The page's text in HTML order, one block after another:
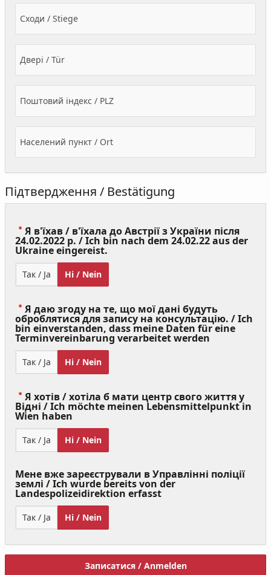
Сходи / Stiege
Двері / Tür
Поштовий індекс / PLZ
Населений пункт / Ort
Підтвердження / Bestätigung
Я в'їхав / в'їхала до Австрії з України після
24.02.2022 р. / Ich bin nach dem 24.02.22 aus der
Ukraine eingereist.
Required)
Так / Ja Ні / Nein
Я даю згоду на те, що мої дані будуть
оброблятися для запису на консультацію. / Ich
bin einverstanden, dass meine Daten für eine
Terminvereinbarung verarbeitet werden
Так / Ja Ні / Nein
Я хотів / хотіла б мати центр свого життя у
Відні / Ich möchte meinen Lebensmittelpunkt in
Wien haben
Required)
Так / Ja Ні / Nein
Мене вже зареєстрували в Управлінні поліції
землі / Ich wurde bereits von der
Landespolizeidirektion erfasst
Так / Ja Ні / Nein
Записатися / Anmelden